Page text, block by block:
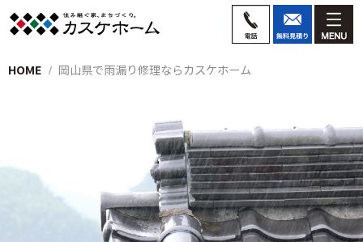
HOME 岡山県で雨漏り修理ならカスケホーム